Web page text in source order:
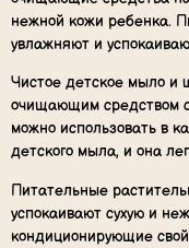
нежной кожи ребенка.
увлажняют и
Чистое детское мыло и
очищающим средством
можно использовать в
детского мыла, и она
Питательные
успокаивают сухую и
кондиционирующие